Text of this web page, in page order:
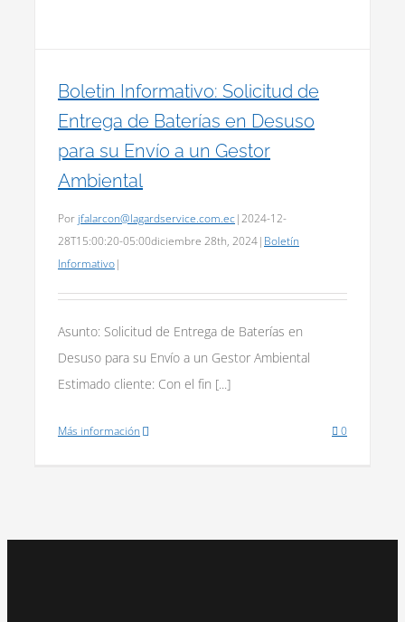
Boletin Informativo: Solicitud de
Entrega de Baterías en Desuso
para su Envío a un Gestor
Ambiental
Por jfalarcon@lagardservice.com.ec|2024-12-
28T15:00:20-05:00diciembre 28th, 2024| Boletín
Informativo|
Asunto: Solicitud de Entrega de Baterías en
Desuso para su Envío a un Gestor Ambiental
Estimado cliente: Con el fin [...]
Más información 0